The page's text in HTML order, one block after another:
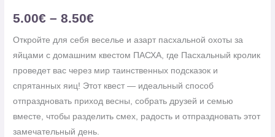
5.00из 5 на
основе
пользователя
5.00€ – 8.50€
Откройте для себя веселье и азарт пасхальной охоты за
яйцами с домашним квестом ПАСХА, где Пасхальный кролик
проведет вас через мир таинственных подсказок и
спрятанных яиц! Этот квест — идеальный способ
отпраздновать приход весны, собрать друзей и семью
вместе, чтобы разделить смех, радость и отпраздновать этот
замечательный день.